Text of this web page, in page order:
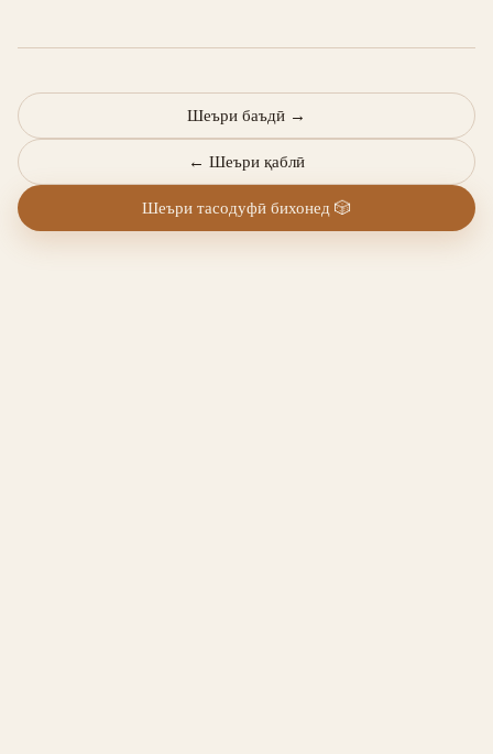
← Шеъри қаблӣ
Шеъри баъдӣ →
Шеъри тасодуфӣ бихонед 🎲